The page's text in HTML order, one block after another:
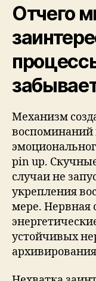
Отчего
Механизм
воспоминаний
pin up.
случаи не
укрепления
мере. Нервная
устойчивых